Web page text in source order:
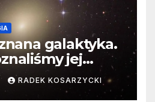
galaktyka.
jej
RADEK KOSARZYCKI